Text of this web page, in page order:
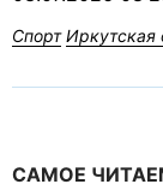
Спорт Иркутская
САМОЕ